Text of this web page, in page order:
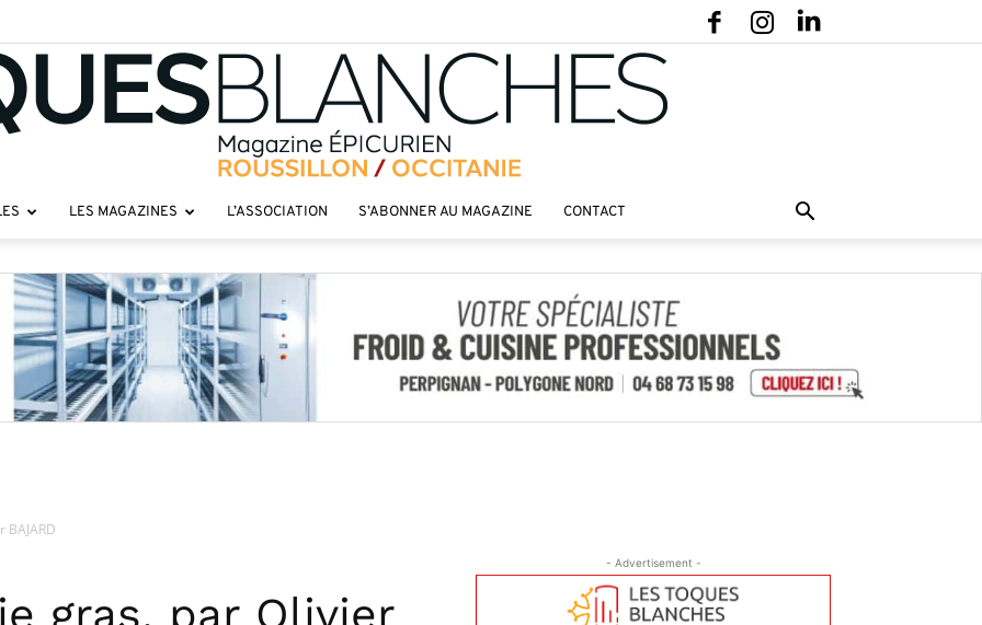
roussillon
LES MAGAZINES L’ASSOCIATION S’ABONNER AU MAGAZINE CONTACT
gras, par Olivier
- Advertisement -